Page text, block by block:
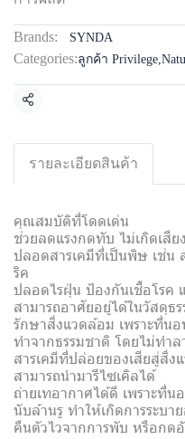
Brands: SYNDA
Categories:ลูกค้า Privilege,
Share
รายละเอียดสินค้า
คุณสมบัติที่โดดเด่น
ช่วยลดแรงกดทับ ไม่เกิดเสีย
ปลอดสารเคมีที่เป็นพิษ เช่น
ริค
ปลอดไรฝุ่น ป้องกันเชื้อโรค
สามารถอาศัยอยู่ได้ในวัสดุธ
รักษาสิ่งแวดล้อม เพราะที่น
ทำจากธรรมชาติ โดยไม่ทำ
สารเคมีที่ปล่อยของเสียสู่สิ่ง
สามารถนำมารีไซเคิลได้
ถ่ายเทอากาศได้ดี เพราะที่น
นับล้านรู ทำให้เกิดการระบา
คืนตัวไวจากการพับ หรือกด